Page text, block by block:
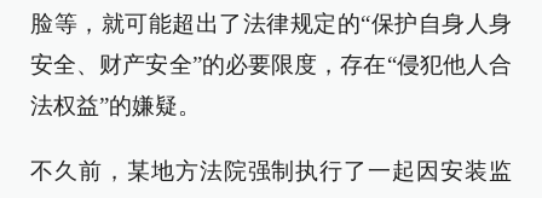
脸等，就可能超出了法律规定的“保护自身人身
安全、财产安全”的必要限度，存在“侵犯他人合
法权益”的嫌疑。
不久前，某地方法院强制执行了一起因安装监